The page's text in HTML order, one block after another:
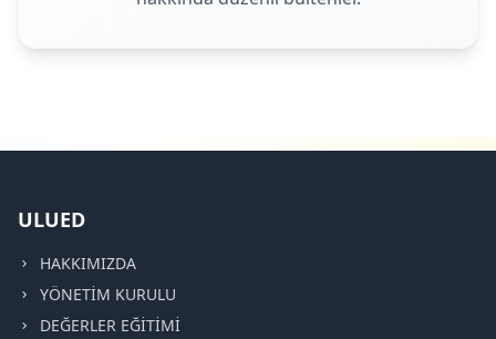
ULUED
HAKKIMIZDA
YÖNETİM KURULU
DEĞERLER EĞİTİMİ